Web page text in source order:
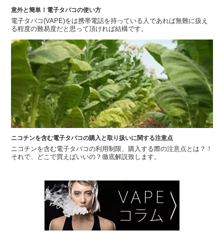
意外と簡単！電子タバコの使い方
電子タバコ(VAPE)をは携帯電話を持っている人であれば無難に扱え
る程度の難易度だと思って頂ければ結構です。
ニコチンを含む電子タバコの購入と取り扱いに関する注意点
ニコチンを含む電子タバコの利用制限、購入する際の注意点とは？！
それで、どこで買えばいいの？徹底解説致します。